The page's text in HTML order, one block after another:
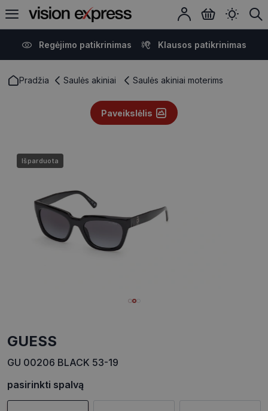
Regėjimo patikrinimas Klausos patikrinimas
Pradžia Saulės akiniai Saulės akiniai moterims
Paveikslėlis
Išparduota
GUESS
GU 00206 BLACK 53-19
pasirinkti spalvą